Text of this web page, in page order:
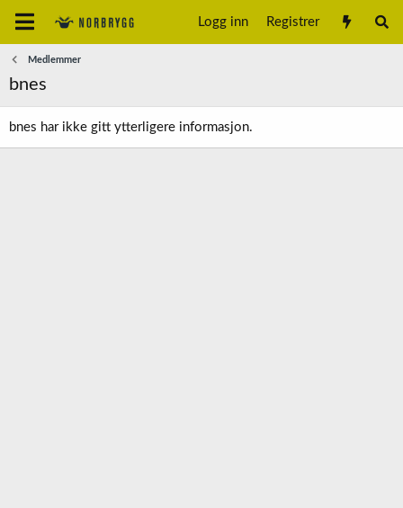
Logg inn Registrer
Medlemmer
bnes
bnes har ikke gitt ytterligere informasjon.